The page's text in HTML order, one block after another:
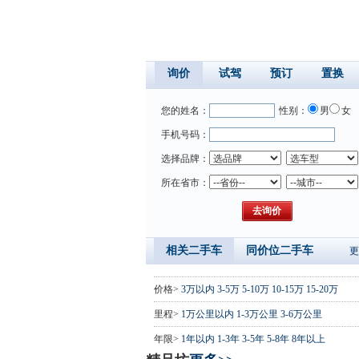
询价 试驾 预订 置换
您的姓名： 性别： 男 女
手机号码：
选择品牌：
所在省市：
相关二手车 同价位二手车
价格> 3万以内 3-5万 5-10万 10-15万 15-20万
里程> 1万公里以内 1-3万公里 3-6万公里
年限> 1年以内 1-3年 3-5年 5-8年 8年以上